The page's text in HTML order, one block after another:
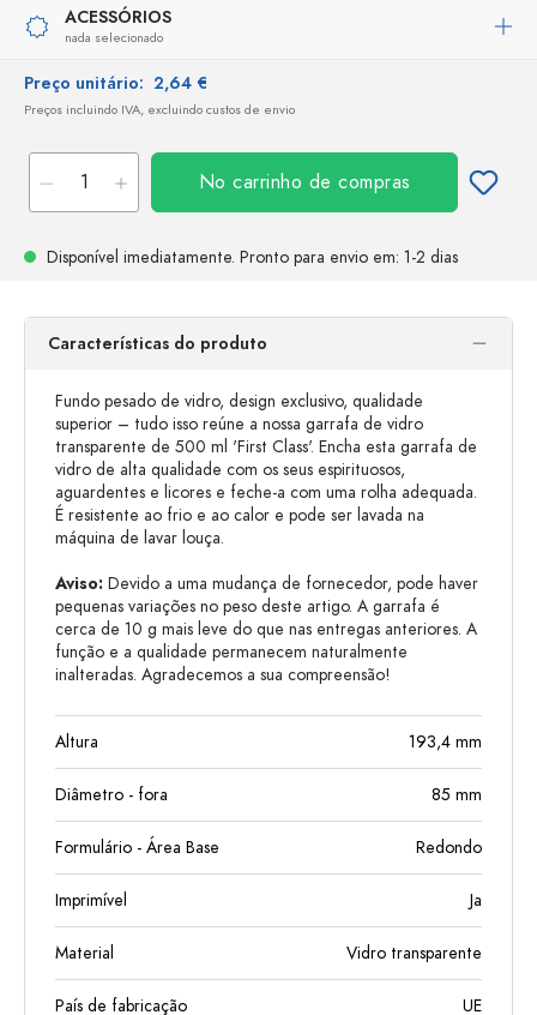
ACESSÓRIOS
nada selecionado
Preço unitário: 2,64 €
Preços incluindo IVA, excluindo custos de envio
No carrinho de compras
Disponível imediatamente. Pronto para envio em: 1-2 dias
Características do produto
Fundo pesado de vidro, design exclusivo, qualidade
superior – tudo isso reúne a nossa garrafa de vidro
transparente de 500 ml 'First Class'. Encha esta garrafa de
vidro de alta qualidade com os seus espirituosos,
aguardentes e licores e feche-a com uma rolha adequada.
É resistente ao frio e ao calor e pode ser lavada na
máquina de lavar louça.
Aviso: Devido a uma mudança de fornecedor, pode haver
pequenas variações no peso deste artigo. A garrafa é
cerca de 10 g mais leve do que nas entregas anteriores. A
função e a qualidade permanecem naturalmente
inalteradas. Agradecemos a sua compreensão!
Altura 193,4 mm
Diâmetro - fora 85 mm
Formulário - Área Base Redondo
Imprimível Ja
Material Vidro transparente
País de fabricação UE